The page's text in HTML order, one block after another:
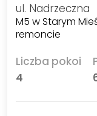
ul. Nadrzeczna
M5 w Starym
remoncie
Liczba pokoi
4